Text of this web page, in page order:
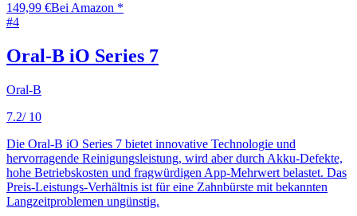
149,99 €Bei Amazon *
#4
Oral-B iO Series 7
Oral-B
7.2/ 10
Die Oral-B iO Series 7 bietet innovative Technologie und
hervorragende Reinigungsleistung, wird aber durch Akku-Defekte,
hohe Betriebskosten und fragwürdigen App-Mehrwert belastet. Das
Preis-Leistungs-Verhältnis ist für eine Zahnbürste mit bekannten
Langzeitproblemen ungünstig.